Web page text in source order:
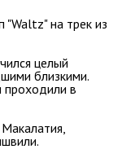
"Waltz" на трек из
целый
близкими.
проходили в